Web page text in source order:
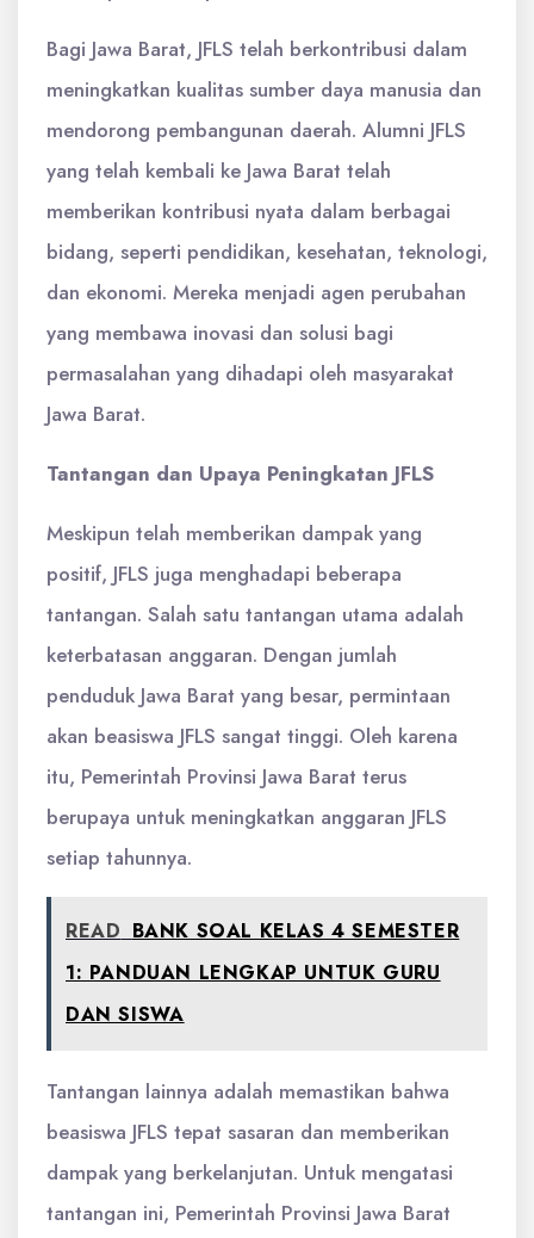
Bagi Jawa Barat, JFLS telah berkontribusi dalam
meningkatkan kualitas sumber daya manusia dan
mendorong pembangunan daerah. Alumni JFLS
yang telah kembali ke Jawa Barat telah
memberikan kontribusi nyata dalam berbagai
bidang, seperti pendidikan, kesehatan, teknologi,
dan ekonomi. Mereka menjadi agen perubahan
yang membawa inovasi dan solusi bagi
permasalahan yang dihadapi oleh masyarakat
Jawa Barat.
Tantangan dan Upaya Peningkatan JFLS
Meskipun telah memberikan dampak yang
positif, JFLS juga menghadapi beberapa
tantangan. Salah satu tantangan utama adalah
keterbatasan anggaran. Dengan jumlah
penduduk Jawa Barat yang besar, permintaan
akan beasiswa JFLS sangat tinggi. Oleh karena
itu, Pemerintah Provinsi Jawa Barat terus
berupaya untuk meningkatkan anggaran JFLS
setiap tahunnya.
READ BANK SOAL KELAS 4 SEMESTER
1: PANDUAN LENGKAP UNTUK GURU
DAN SISWA
Tantangan lainnya adalah memastikan bahwa
beasiswa JFLS tepat sasaran dan memberikan
dampak yang berkelanjutan. Untuk mengatasi
tantangan ini, Pemerintah Provinsi Jawa Barat